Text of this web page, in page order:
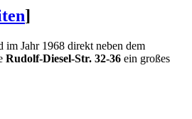
]
im Jahr 1968 direkt neben dem
Rudolf-Diesel-Str. 32-36 ein großes